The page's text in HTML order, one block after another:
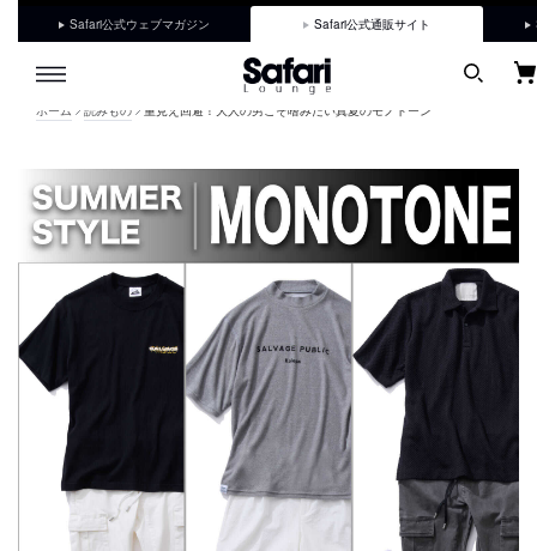
Safari公式ウェブマガジン Safari公式通販サイト
ホーム 読みもの 重見え回避！大人の男こそ嗜みたい真夏のモノトーン